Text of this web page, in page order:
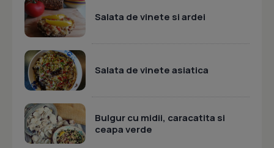
Salata de vinete si ardei
Salata de vinete asiatica
Bulgur cu midii, caracatita si
ceapa verde